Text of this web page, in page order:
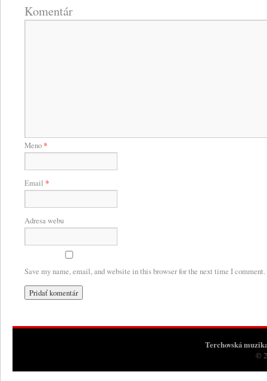
Komentár
Meno*
Email *
Adresa webu
Save my name, email, and website in this browser for the next time I comment.
Terchovská
©